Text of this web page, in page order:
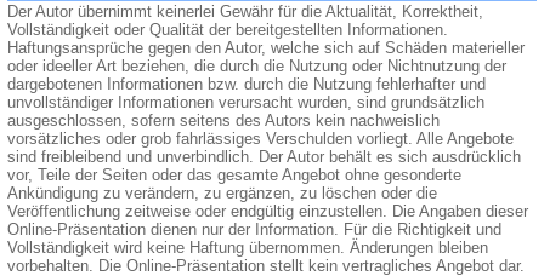
Der Autor übernimmt keinerlei Gewähr für die Aktualität, Korrektheit,
Vollständigkeit oder Qualität der bereitgestellten Informationen.
Haftungsansprüche gegen den Autor, welche sich auf Schäden materieller
oder ideeller Art beziehen, die durch die Nutzung oder Nichtnutzung der
dargebotenen Informationen bzw. durch die Nutzung fehlerhafter und
unvollständiger Informationen verursacht wurden, sind grundsätzlich
ausgeschlossen, sofern seitens des Autors kein nachweislich
vorsätzliches oder grob fahrlässiges Verschulden vorliegt. Alle Angebote
sind freibleibend und unverbindlich. Der Autor behält es sich ausdrücklich
vor, Teile der Seiten oder das gesamte Angebot ohne gesonderte
Ankündigung zu verändern, zu ergänzen, zu löschen oder die
Veröffentlichung zeitweise oder endgültig einzustellen. Die Angaben dieser
Online-Präsentation dienen nur der Information. Für die Richtigkeit und
Vollständigkeit wird keine Haftung übernommen. Änderungen bleiben
vorbehalten. Die Online-Präsentation stellt kein vertragliches Angebot dar.